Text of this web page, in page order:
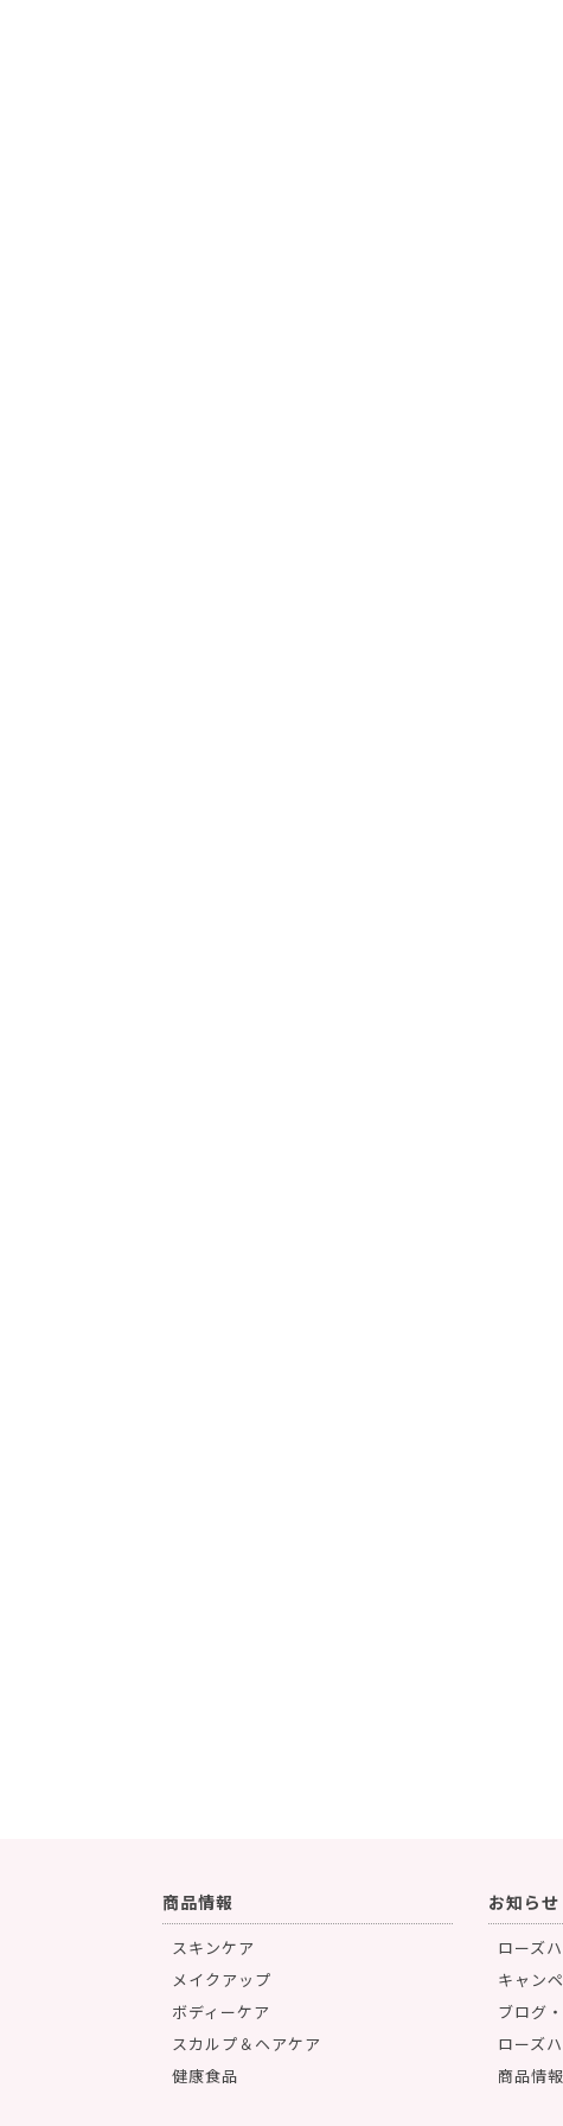
商品情報
スキンケア
メイクアップ
ボディーケア
スカルプ＆ヘアケア
健康食品
お知らせ
ローズ
キャン
ブログ
ローズ
商品情報